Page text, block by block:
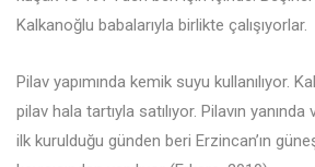
Kalkanoğlu babalarıyla birlikte çalışıyorlar.
Pilav yapımında kemik suyu kullanılıyor.
pilav hala tartıyla satılıyor. Pilavın yanında
ilk kurulduğu günden beri Erzincan’ın